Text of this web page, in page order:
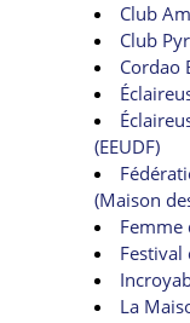
Club
Club
Cordao
(EEUDF)
(Maison
Femme
La